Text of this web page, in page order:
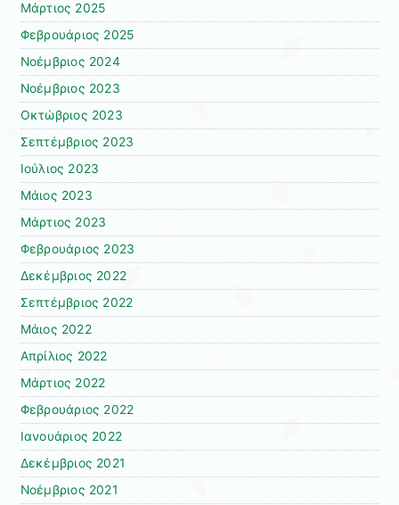
Μάρτιος 2025
Φεβρουάριος 2025
Νοέμβριος 2024
Νοέμβριος 2023
Οκτώβριος 2023
Σεπτέμβριος 2023
Ιούλιος 2023
Μάιος 2023
Μάρτιος 2023
Φεβρουάριος 2023
Δεκέμβριος 2022
Σεπτέμβριος 2022
Μάιος 2022
Απρίλιος 2022
Μάρτιος 2022
Φεβρουάριος 2022
Ιανουάριος 2022
Δεκέμβριος 2021
Νοέμβριος 2021